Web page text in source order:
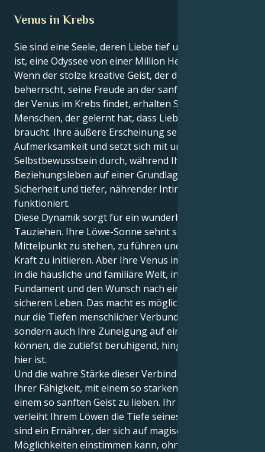
Venus in Krebs
Sie sind eine Seele, deren Liebe tief und emotional
ist, eine Odyssee von einer Million Herzen zu Herzen:
Wenn der stolze kreative Geist, der den Löwen
beherrscht, seine Freude an der sanften Häuslichkeit
der Venus im Krebs findet, erhalten Sie einen
Menschen, der gelernt hat, dass Liebe Geduld
braucht. Ihre äußere Erscheinung sehnt sich nach
Aufmerksamkeit und setzt sich mit unverfrorenem
Selbstbewusstsein durch, während Ihr privates
Beziehungsleben auf einer Grundlage emotionaler
Sicherheit und tiefer, nährender Intimität
funktioniert.
Diese Dynamik sorgt für ein wunderbares
Tauziehen. Ihre Löwe-Sonne sehnt sich danach, im
Mittelpunkt zu stehen, zu führen und mit kühner
Kraft zu initiieren. Aber Ihre Venus im Krebs zieht Sie
in die häusliche und familiäre Welt, in ein festes
Fundament und den Wunsch nach einem bequemen,
sicheren Leben. Das macht es möglich, dass Sie nicht
nur die Tiefen menschlicher Verbundenheit spüren,
sondern auch Ihre Zuneigung auf eine Weise zeigen
können, die zutiefst beruhigend, hingebungsvoll und
hier ist.
Und die wahre Stärke dieser Verbindung liegt in
Ihrer Fähigkeit, mit einem so starken Herzen und
einem so sanften Geist zu lieben. Ihr Krebs-Kern
verleiht Ihrem Löwen die Tiefe seines Dramas: Sie
sind ein Ernährer, der sich auf magische
Möglichkeiten einstimmen kann, ohne so hoch in